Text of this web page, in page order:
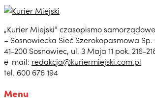
„Kurier Miejski” czasopismo samorządowe
– Sosnowiecka Sieć Szerokopasmowa Sp.
41-200 Sosnowiec, ul. 3 Maja 11 pok. 216-
e-mail: redakcja@kuriermiejski.com.pl
tel. 600 676 194
Menu